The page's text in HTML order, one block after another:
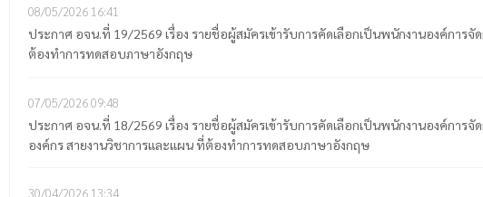
08/05/2026 16:41
ประกาศ อจน.ที่ 19/2569 เรื่อง รายชื่อผู้สมัครเข้ารับการคัดเลือกเป็นพนักงานองค์กา
ต้องทำการทดสอบภาษาอังกฤษ
07/05/202609:48
ประกาศ อจน.ที่ 18/2569 เรื่อง รายชื่อผู้สมัครเข้ารับการคัดเลือกเป็นพนักงานองค์กา
องค์กร สายงานวิชาการและแผน ที่ต้องทำการทดสอบภาษาอังกฤษ
30/04/2026 13:34